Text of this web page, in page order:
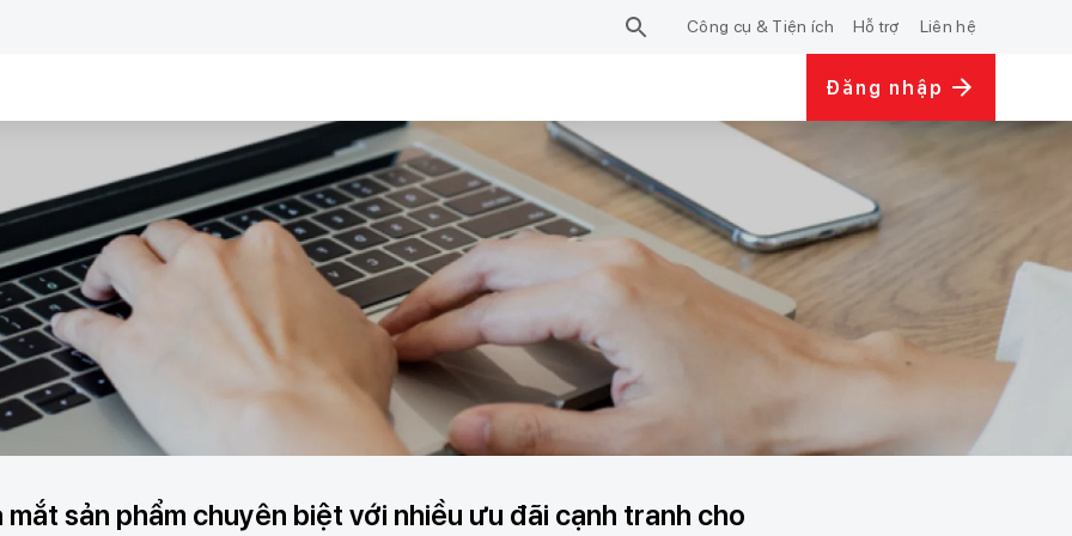
Công cụ & Tiện ích Hỗ trợ Liên hệ
Đăng nhập
mắt sản phẩm chuyên biệt với nhiều ưu đãi cạnh tranh cho